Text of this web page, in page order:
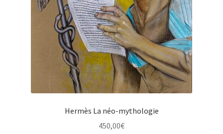
Hermès La néo-mythologie
450,00€